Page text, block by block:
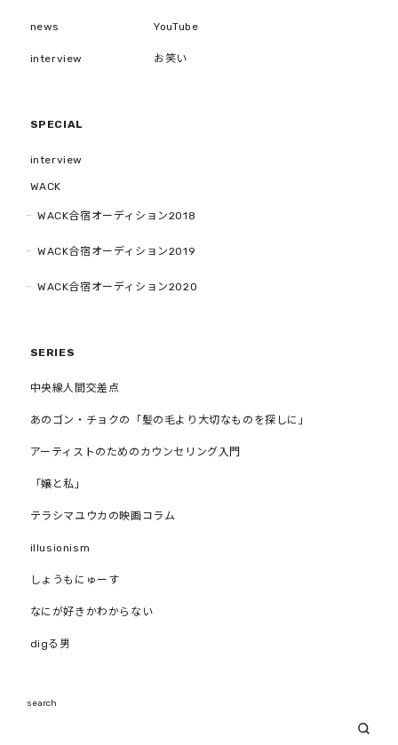
news
interview
YouTube
お笑い
SPECIAL
interview
WACK
WACK合宿オーディション2018
WACK合宿オーディション2019
WACK合宿オーディション2020
SERIES
中央線人間交差点
あのゴン・チョクの「髪の毛より大切なものを探しに」
アーティストのためのカウンセリング入門
「嬢と私」
テラシマユウカの映画コラム
illusionism
しょうもにゅーす
なにが好きかわからない
digる男
search